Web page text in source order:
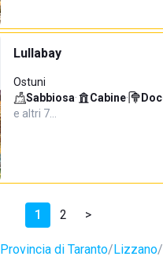
Lullabay
Ostuni
Sabbiosa· Cabine·
e altri 7…
1 2 >
Provincia di Taranto Lizzano